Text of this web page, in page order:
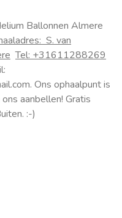
Ballonnen Almere
S. van
Tel: +31611288269
Ons ophaalpunt is
aanbellen! Gratis
:-)